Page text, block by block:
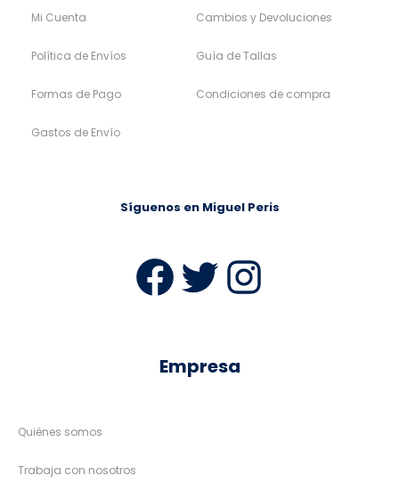
Mi Cuenta
Política de Envíos
Formas de Pago
Gastos de Envío
Cambios y Devoluciones
Guía de Tallas
Condiciones de compra
Síguenos en Miguel Peris
Facebook
Twitter
Empresa
Quiénes somos
Trabaja con nosotros